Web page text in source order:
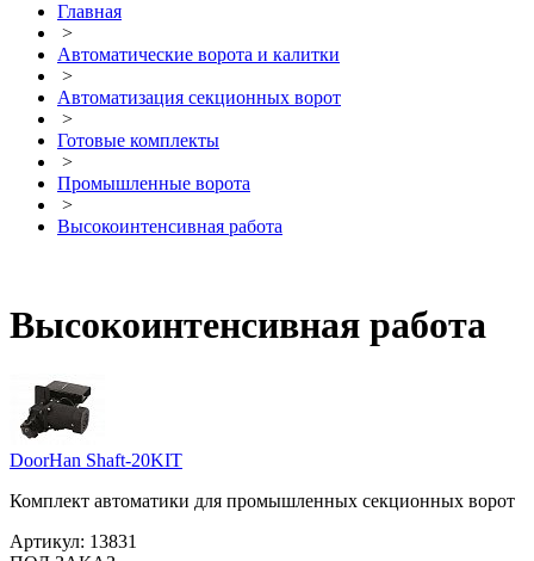
Главная
>
Автоматические ворота и калитки
>
Автоматизация секционных ворот
>
Готовые комплекты
>
Промышленные ворота
>
Высокоинтенсивная работа
Высокоинтенсивная работа
DoorHan Shaft-20KIT
Комплект автоматики для промышленных секционных ворот
Артикул: 13831